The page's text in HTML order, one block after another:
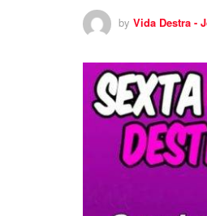
by Vida Destra -